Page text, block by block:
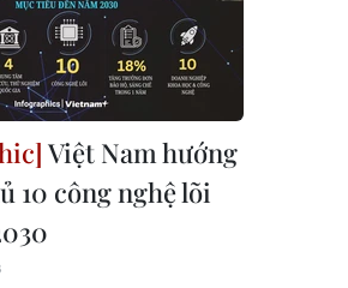
Việt Nam hướng
10 công nghệ lõi